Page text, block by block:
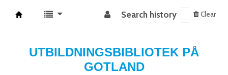
Search history Clear
UTBILDNINGSBIBLIOTEK PÅ
GOTLAND